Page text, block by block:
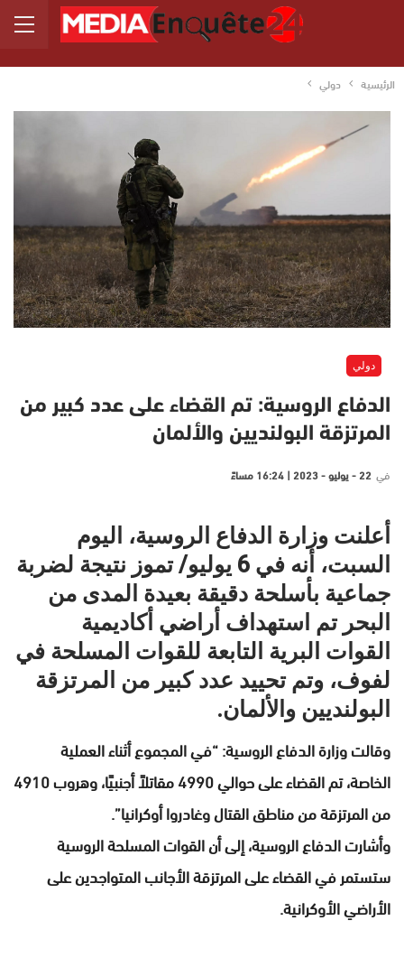
الرئيسية دولي
دولي
الدفاع الروسية: تم القضاء على عدد كبير من
المرتزقة البولنديين والألمان
في 22 - يوليو - 2023 | 16:24 مساءً
أعلنت وزارة الدفاع الروسية، اليوم
السبت، أنه في 6 يوليو/ تموز نتيجة لضربة
جماعية بأسلحة دقيقة بعيدة المدى من
البحر تم استهداف أراضي أكاديمية
القوات البرية التابعة للقوات المسلحة في
لفوف، وتم تحييد عدد كبير من المرتزقة
البولنديين والألمان.
وقالت وزارة الدفاع الروسية: “في المجموع أثناء العملية
الخاصة، تم القضاء على حوالي 4990 مقاتلاً أجنبيًا، وهروب 4910
من المرتزقة من مناطق القتال وغادروا أوكرانيا”.
وأشارت الدفاع الروسية، إلى أن القوات المسلحة الروسية
ستستمر في القضاء على المرتزقة الأجانب المتواجدين على
الأراضي الأوكرانية.